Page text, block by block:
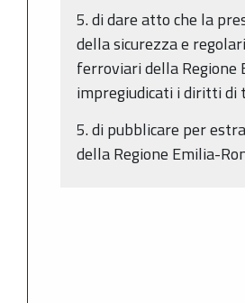
5. di dare atto che la
della sicurezza e
ferroviari della Regione
impregiudicati i diritti di
5. di pubblicare per
della Regione Emilia-